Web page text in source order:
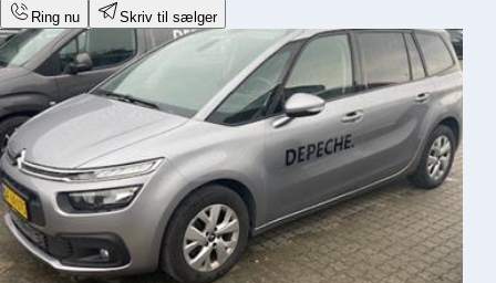
Ring nu Skriv til sælger